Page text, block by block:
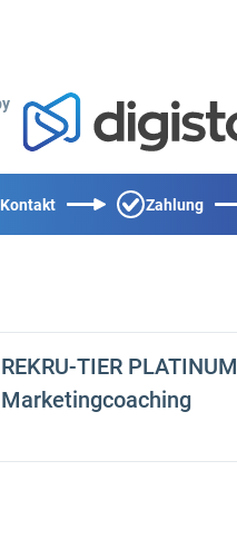
Kontakt Zahlung
REKRU-TIER PLATINUM
Marketingcoaching